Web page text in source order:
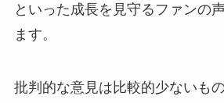
といった成長を見守るファンの
ます。
批判的な意見は比較的少ないも